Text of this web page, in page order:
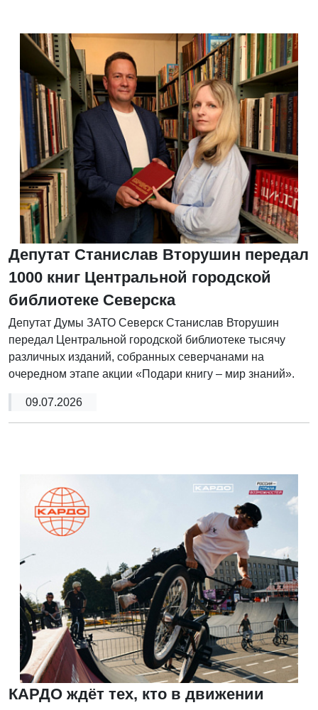
Депутат Станислав Вторушин передал
1000 книг Центральной городской
библиотеке Северска
Депутат Думы ЗАТО Северск Станислав Вторушин
передал Центральной городской библиотеке тысячу
различных изданий, собранных северчанами на
очередном этапе акции «Подари книгу – мир знаний».
09.07.2026
КАРДО ждёт тех, кто в движении